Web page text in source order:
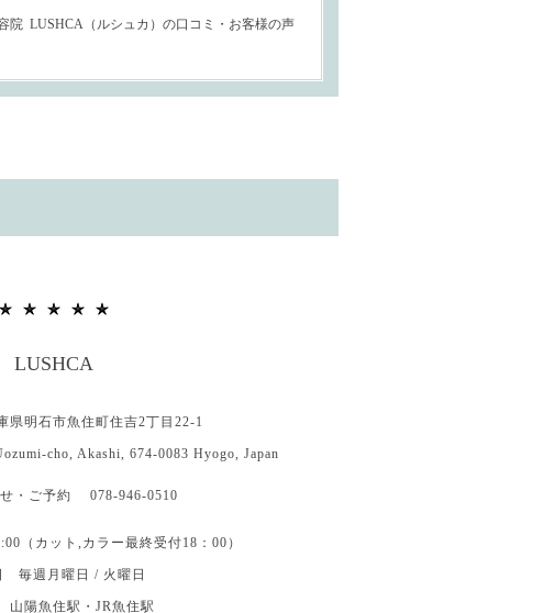
院 LUSHCA（ルシュカ）の口コミ・お客様の声
LUSHCA
県明石市魚住町住吉2丁目22-1
cho, Akashi, 674-0083 Hyogo, Japan
せ・ご予約 078-946-0510
（カット,カラー最終受付18：00）
毎週月曜日 / 火曜日
陽魚住駅・JR魚住駅